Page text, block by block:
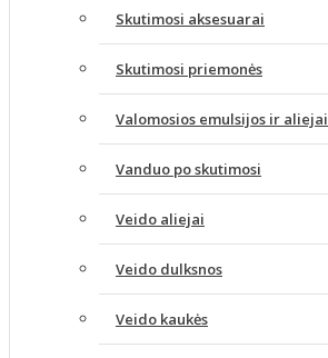
Skutimosi aksesuarai
Skutimosi priemonės
Valomosios emulsijos ir aliejai
Vanduo po skutimosi
Veido aliejai
Veido dulksnos
Veido kaukės